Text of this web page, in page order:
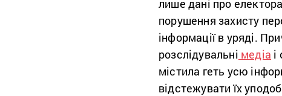
лише дані про
порушення захисту
інформації в уряді.
розслідувальні медіа
містила геть усю
відстежувати їх